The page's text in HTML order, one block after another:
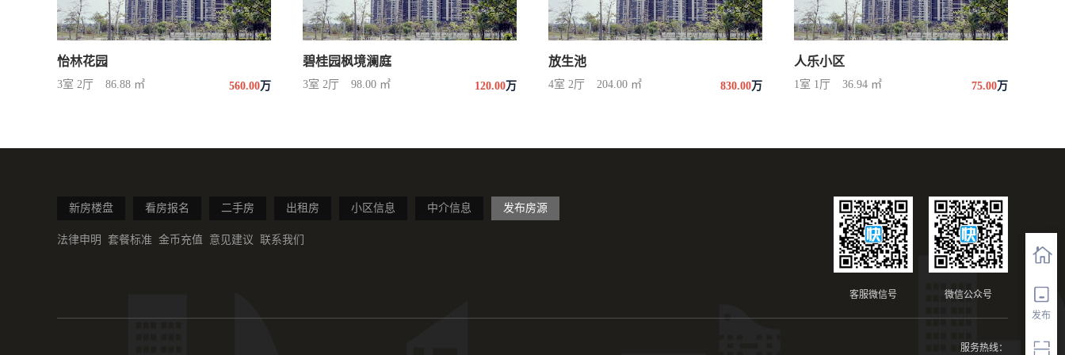
发布
怡林花园
3室 2厅 86.88 ㎡ 560.00万
碧桂园枫境澜庭
3室 2厅 98.00 ㎡ 120.00万
放生池
4室 2厅 204.00 ㎡ 830.00万
人乐小区
1室 1厅 36.94 ㎡ 75.00万
新房楼盘 看房报名 二手房 出租房 小区信息 中介信息 发布房源
法律申明 套餐标准 金币充值 意见建议 联系我们
微信公众号
客服微信号
服务热线：